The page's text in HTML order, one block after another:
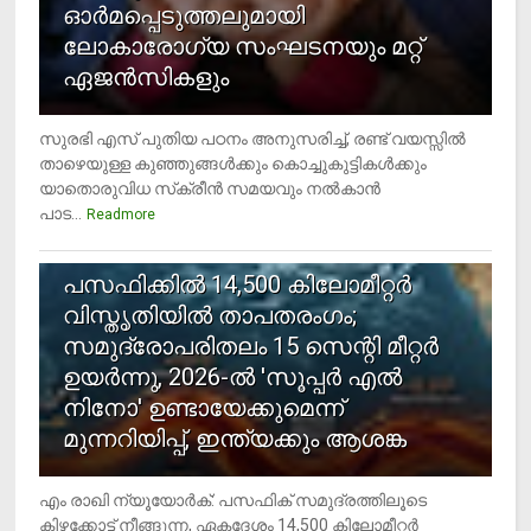
ഓര്‍മപ്പെടുത്തലുമായി
ലോകാരോഗ്യ സംഘടനയും മറ്റ്
ഏജന്‍സികളും
സുരഭി എസ് പുതിയ പഠനം അനുസരിച്ച്, രണ്ട് വയസ്സില്‍
താഴെയുള്ള കുഞ്ഞുങ്ങള്‍ക്കും കൊച്ചുകുട്ടികള്‍ക്കും
യാതൊരുവിധ സ്‌ക്രീന്‍ സമയവും നല്‍കാന്‍
പാട... Readmore
പസഫിക്കില്‍ 14,500 കിലോമീറ്റര്‍
വിസ്തൃതിയില്‍ താപതരംഗം;
സമുദ്രോപരിതലം 15 സെന്റി മീറ്റര്‍
ഉയര്‍ന്നു, 2026-ല്‍ 'സൂപ്പര്‍ എല്‍
നിനോ' ഉണ്ടായേക്കുമെന്ന്
മുന്നറിയിപ്പ്, ഇന്ത്യക്കും ആശങ്ക
എം രാഖി ന്യൂയോര്‍ക്: പസഫിക് സമുദ്രത്തിലൂടെ
കിഴക്കോട്ട് നീങ്ങുന്ന, ഏകദേശം 14,500 കിലോമീറ്റര്‍